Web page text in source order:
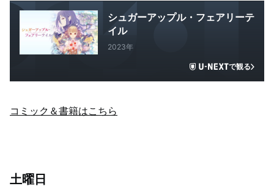
シュガーアップル・フェアリーテ
イル
2023年
で観る
コミック＆書籍はこちら
土曜日